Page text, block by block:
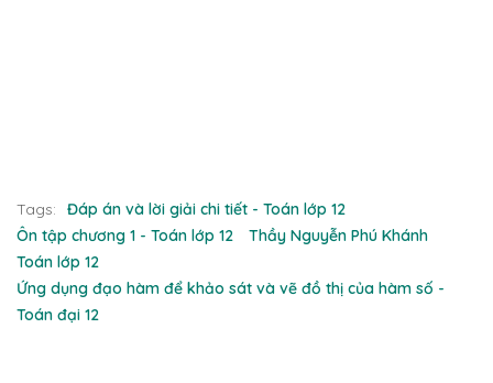
Tags:
Đáp án và lời giải chi tiết - Toán lớp 12
Ôn tập chương 1 - Toán lớp 12
Thầy Nguyễn Phú Khánh
Toán lớp 12
Ứng dụng đạo hàm để khảo sát và vẽ đồ thị của hàm số -
Toán đại 12